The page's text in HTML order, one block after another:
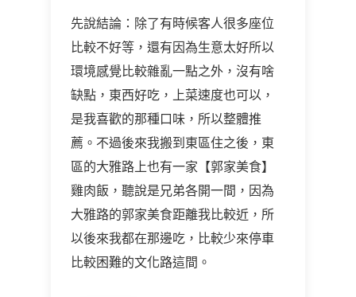
先說結論：除了有時候客人很多座位
比較不好等，還有因為生意太好所以
環境感覺比較雜亂一點之外，沒有啥
缺點，東西好吃，上菜速度也可以，
是我喜歡的那種口味，所以整體推
薦。不過後來我搬到東區住之後，東
區的大雅路上也有一家【郭家美食】
雞肉飯，聽說是兄弟各開一間，因為
大雅路的郭家美食距離我比較近，所
以後來我都在那邊吃，比較少來停車
比較困難的文化路這間。